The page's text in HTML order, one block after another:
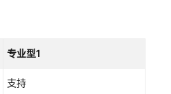
专业型1
支持